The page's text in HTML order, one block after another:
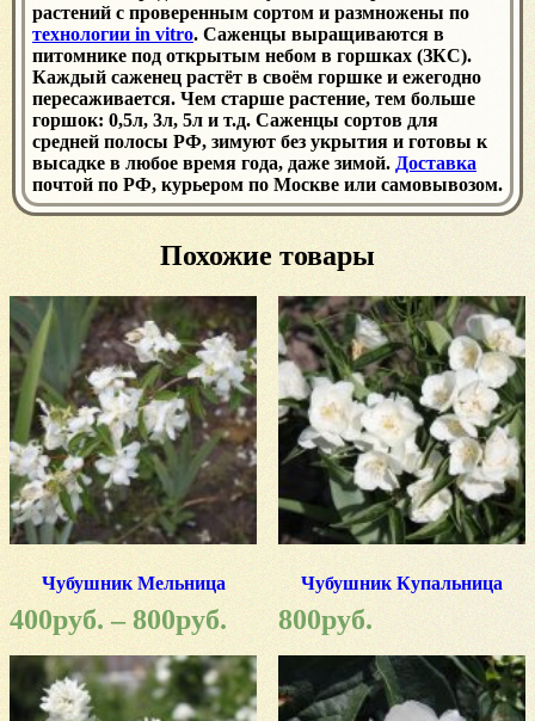
растений с проверенным сортом и размножены по
технологии in vitro. Саженцы выращиваются в
питомнике под открытым небом в горшках (ЗКС).
Каждый саженец растёт в своём горшке и ежегодно
пересаживается. Чем старше растение, тем больше
горшок: 0,5л, 3л, 5л и т.д. Саженцы сортов для
средней полосы РФ, зимуют без укрытия и готовы к
высадке в любое время года, даже зимой. Доставка
почтой по РФ, курьером по Москве или самовывозом.
Похожие товары
Чубушник Мельница
400руб.–800руб.
Чубушник Купальница
800руб.